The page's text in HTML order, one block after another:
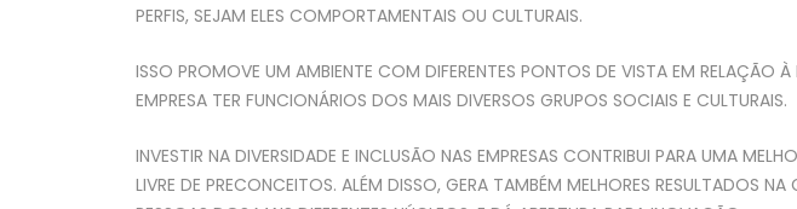
PERFIS, SEJAM ELES COMPORTAMENTAIS OU CULTURAIS.
ISSO PROMOVE UM AMBIENTE COM DIFERENTES PONTOS DE VISTA EM RELAÇÃO À
EMPRESA TER FUNCIONÁRIOS DOS MAIS DIVERSOS GRUPOS SOCIAIS E CULTURAIS.
INVESTIR NA DIVERSIDADE E INCLUSÃO NAS EMPRESAS CONTRIBUI PARA UMA
LIVRE DE PRECONCEITOS. ALÉM DISSO, GERA TAMBÉM MELHORES RESULTADOS